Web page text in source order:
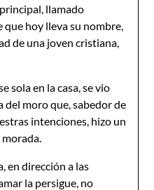
llamado
que hoy lleva su nombre,
de una joven cristiana,
sola en la casa, se vio
moro que, sabedor de
intenciones, hizo un
en dirección a las
la persigue, no